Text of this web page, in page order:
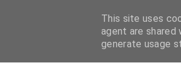
ΠΟΙΑ ΕΙΜΑΙ
This site uses
agent are
generate usage